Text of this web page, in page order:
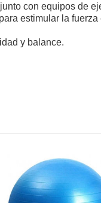
con equipos de
estimular la
y balance.